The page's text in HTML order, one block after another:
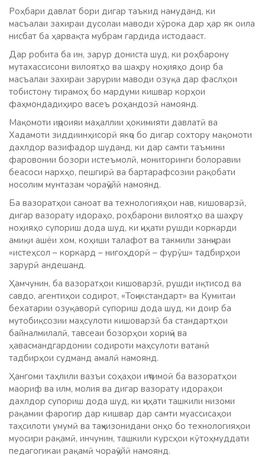
Роҳбари давлат бори дигар таъкид намуданд, ки
масъалаи захираи дусолаи маводи хӯрока дар ҳар як оила
нисбат ба ҳарвақта мубрам гардида истодааст.
Дар робита ба ин, зарур дониста шуд, ки роҳбарону
мутахассисони вилоятҳо ва шаҳру ноҳияҳо доир ба
масъалаи захираи зарурии маводи озуқа дар фаслҳои
тобистону тирамоҳ бо мардуми кишвар корҳои
фаҳмондадиҳиро васеъ роҳандозӣ намоянд.
Мақомоти иҷроияи маҳаллии ҳокимияти давлатӣ ва
Хадамоти зиддиинҳисорӣ якҷо бо дигар сохтору мақомоти
дахлдор вазифадор шуданд, ки дар самти таъмини
фаровонии бозори истеъмолӣ, мониторинги болоравии
беасоси нархҳо, пешгирӣ ва бартарафсозии рақобати
носолим мунтазам чораҷӯйӣ намоянд.
Ба вазоратҳои саноат ва технологияҳои нав, кишоварзӣ,
дигар вазорату идораҳо, роҳбарони вилоятҳо ва шаҳру
ноҳияҳо супориш дода шуд, ки ҷиҳати рушди коркарди
амиқи ашёи хом, коҳиши талафот ва такмили занҷираи
«истеҳсол – коркард – нигоҳдорӣ – фурӯш» тадбирҳои
зарурӣ андешанд.
Ҳамчунин, ба вазоратҳои кишоварзӣ, рушди иқтисод ва
савдо, агентиҳои содирот, «Тоҷикстандарт» ва Кумитаи
бехатарии озуқаворӣ супориш дода шуд, ки доир ба
мутобиқсозии маҳсулоти кишоварзӣ ба стандартҳои
байналмилалӣ, тавсеаи бозорҳои хориҷӣ ва
ҳавасмандгардонии содироти маҳсулоти ватанӣ
тадбирҳои судманд амалӣ намоянд.
Ҳангоми таҳлили вазъи соҳаҳои иҷтимоӣ ба вазоратҳои
маориф ва илм, молия ва дигар вазорату идораҳои
дахлдор супориш дода шуд, ки ҷиҳати ташкили низоми
рақамии фарогир дар кишвар дар самти муассисаҳои
таҳсилоти умумӣ ва таҷҳизонидани онҳо бо технологияҳои
муосири рақамӣ, инчунин, ташкили курсҳои кӯтоҳмуддати
педагогикаи рақамӣ чораҷӯйӣ намоянд.